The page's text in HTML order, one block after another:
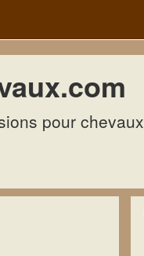
pour chevaux